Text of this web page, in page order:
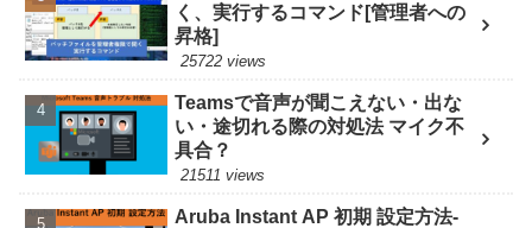
く、実行するコマンド[管理者への
昇格]
25722 views
Teamsで音声が聞こえない・出な
い・途切れる際の対処法 マイク不
具合？
21511 views
Aruba Instant AP 初期 設定方法-